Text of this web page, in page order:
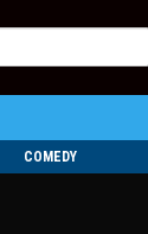
COMEDY